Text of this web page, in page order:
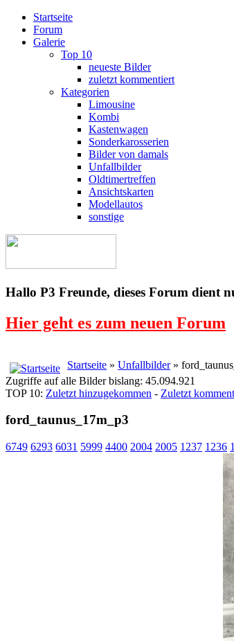
Startseite
Forum
Galerie
Top 10
neueste Bilder
zuletzt kommentiert
Kategorien
Limousine
Kombi
Kastenwagen
Sonderkarosserien
Bilder von damals
Unfallbilder
Oldtimertreffen
Ansichtskarten
Modellautos
sonstige
Hallo P3 Freunde, dieses Forum dient
Hier geht es zum neuen Forum
Startseite » Unfallbilder»
Zugriffe auf alle Bilder bislang: 45.094.921
TOP 10: Zuletzt hinzugekommen - Zuletzt
ford_taunus_17m_p3
6749 6293 6031 5999 4400 2004 2005 1237 1236